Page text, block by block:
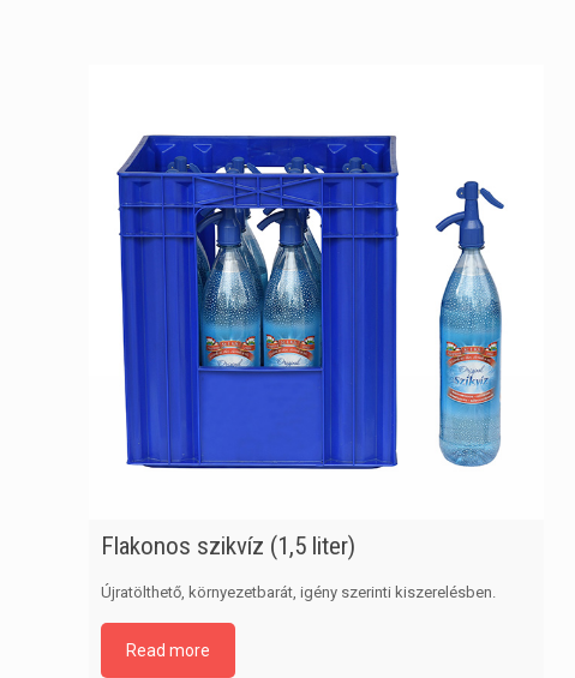
Flakonos szikvíz (1,5 liter)
Újratölthető, környezetbarát, igény szerinti kiszerelésben.
Read more